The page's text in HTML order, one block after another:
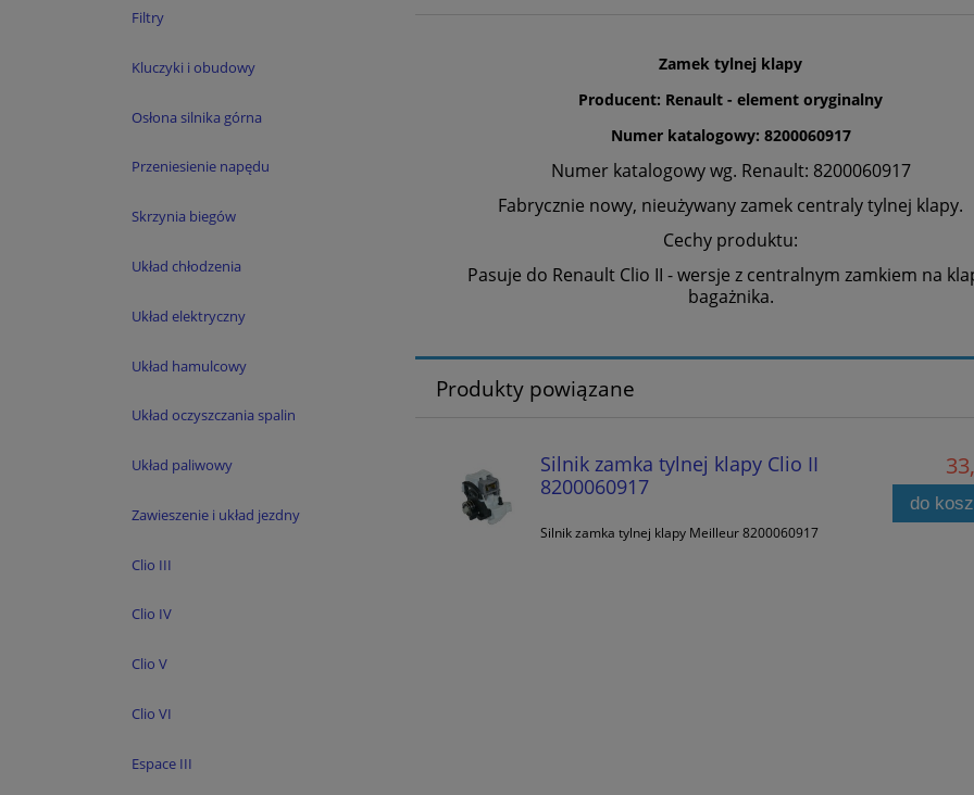
Filtry
Kluczyki i obudowy
Osłona silnika górna
Przeniesienie napędu
Skrzynia biegów
Układ chłodzenia
Układ elektryczny
Układ hamulcowy
Układ oczyszczania spalin
Układ paliwowy
Zawieszenie i układ jezdny
Clio III
Clio IV
Clio V
Clio VI
Espace III
Zamek tylnej klapy
Producent: Renault - element oryginalny
Numer katalogowy: 8200060917
Numer katalogowy wg. Renault: 8200060917
Fabrycznie nowy, nieużywany zamek centraly tylnej klapy.
Cechy produktu:
Pasuje do Renault Clio II - wersje z centralnym zamkiem na
bagażnika.
Produkty powiązane
Silnik zamka tylnej klapy Clio II
8200060917
Silnik zamka tylnej klapy Meilleur 8200060917
do